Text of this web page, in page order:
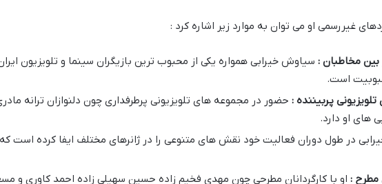
غیررسمی او می توان به موارد زیر اشاره کرد :
مخاطبان : سیاوش خیرابی همواره یکی از محبوب ترین بازیگران سینما و تلویزیون
است.
پربیننده : حضور در مجموعه های تلویزیونی پرطرفداری چون دلنوازان ترانه
های او دارد.
در طول دوران فعالیت خود نقش های متنوعی را در ژانرهای مختلف ایفا کرده است
مطرح : او با کارگردانان مطرحی چون مهدی فخیم زاده حسین سهیلی زاده احمد کاوری و